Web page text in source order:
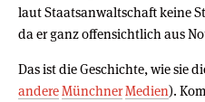
laut Staatsanwaltschaft keine
da er ganz offensichtlich aus
Das ist die Geschichte, wie sie
andereMünchnerMedien).